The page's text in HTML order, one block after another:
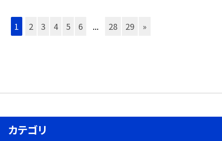
1 2 3 4 5 6 ... 28 29 »
カテゴリ